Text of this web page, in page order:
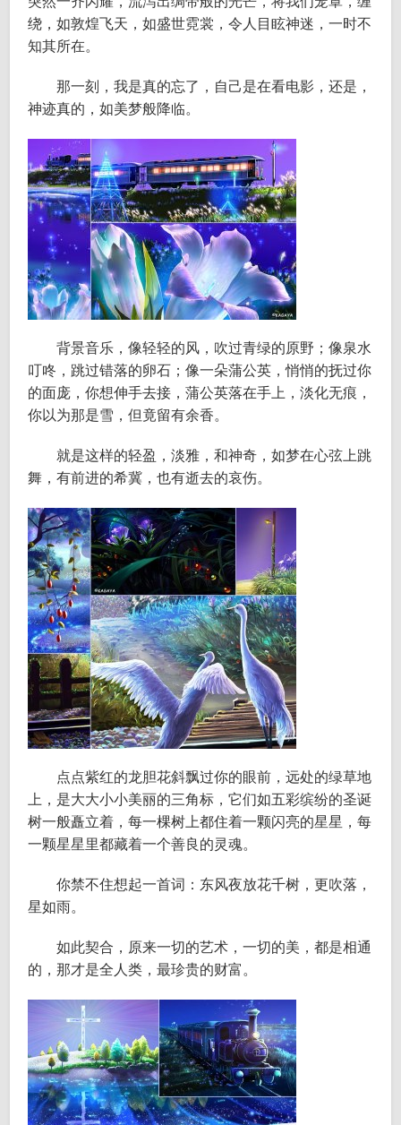
绕，如敦煌飞天，如盛世霓裳，令人目眩神迷，一时不
知其所在。
那一刻，我是真的忘了，自己是在看电影，还是，
神迹真的，如美梦般降临。
背景音乐，像轻轻的风，吹过青绿的原野；像泉水
叮咚，跳过错落的卵石；像一朵蒲公英，悄悄的抚过你
的面庞，你想伸手去接，蒲公英落在手上，淡化无痕，
你以为那是雪，但竟留有余香。
就是这样的轻盈，淡雅，和神奇，如梦在心弦上跳
舞，有前进的希冀，也有逝去的哀伤。
点点紫红的龙胆花斜飘过你的眼前，远处的绿草地
上，是大大小小美丽的三角标，它们如五彩缤纷的圣诞
树一般矗立着，每一棵树上都住着一颗闪亮的星星，每
一颗星星里都藏着一个善良的灵魂。
你禁不住想起一首词：东风夜放花千树，更吹落，
星如雨。
如此契合，原来一切的艺术，一切的美，都是相通
的，那才是全人类，最珍贵的财富。